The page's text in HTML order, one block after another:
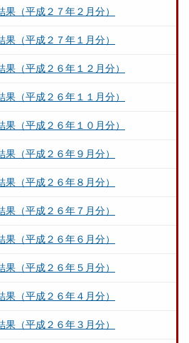
（平成２７年２月分）
（平成２７年１月分）
（平成２６年１２月分）
（平成２６年１１月分）
（平成２６年１０月分）
（平成２６年９月分）
（平成２６年８月分）
（平成２６年７月分）
（平成２６年６月分）
（平成２６年５月分）
（平成２６年４月分）
（平成２６年３月分）